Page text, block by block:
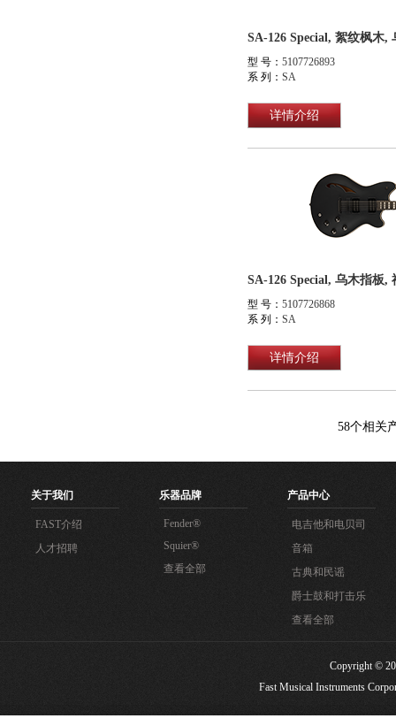
SA-126 Special, 絮纹枫木,
型 号： 5107726893
系 列： SA
详情介绍
SA-126 Special, 乌木指板,
型 号： 5107726868
系 列： SA
详情介绍
58个相关
关于我们
FAST介绍
人才招聘
乐器品牌
Fender®
Squier®
查看全部
产品中心
电吉他和电贝司
音箱
古典和民谣
爵士鼓和打击乐
查看全部
Copyright ©
Fast Musical Instruments